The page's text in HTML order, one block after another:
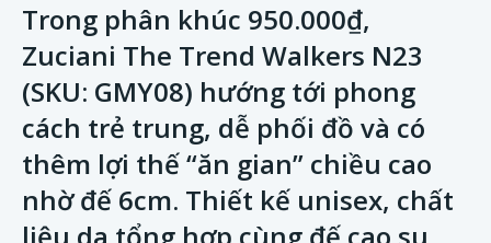
Trong phân khúc 950.000₫,
Zuciani The Trend Walkers N23
(SKU: GMY08) hướng tới phong
cách trẻ trung, dễ phối đồ và có
thêm lợi thế “ăn gian” chiều cao
nhờ đế 6cm. Thiết kế unisex, chất